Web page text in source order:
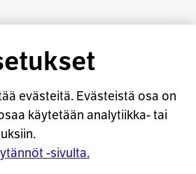
evästeitä. Evästeistä osa on
käytetään analytiikka- tai
-sivulta.